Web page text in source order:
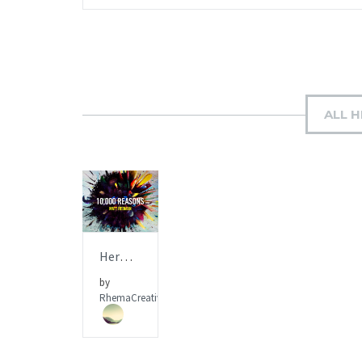
ALL
BUY NOW
ITEM PRICE:
Here For You – Matt Redman – [iglesia.local]
by
RhemaCreativa.com